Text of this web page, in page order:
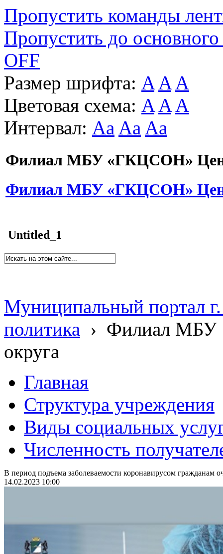
Пропустить команды
Пропустить до основного
OFF
Размер шрифта: A A A
Цветовая схема: A A A
Интервал: Aa Aa Aa
Филиал МБУ «ГКЦСОН»
Филиал МБУ «ГКЦСОН»
Untitled_1
Муниципальный портал
политика › Филиал МБУ
округа
Главная
Структура учреждения
Виды социальных
Численность
В период подъема заболеваемости коронавирусом гражданам
14.02.2023 10:00